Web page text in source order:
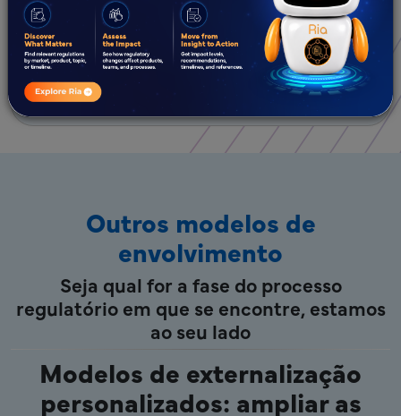
para obter um plano de ação personalizado em
matéria de conformidade.
Marque uma consulta gratuita
Outros modelos de
envolvimento
Seja qual for a fase do processo
regulatório em que se encontre, estamos
ao seu lado
Modelos de externalização
personalizados: ampliar as